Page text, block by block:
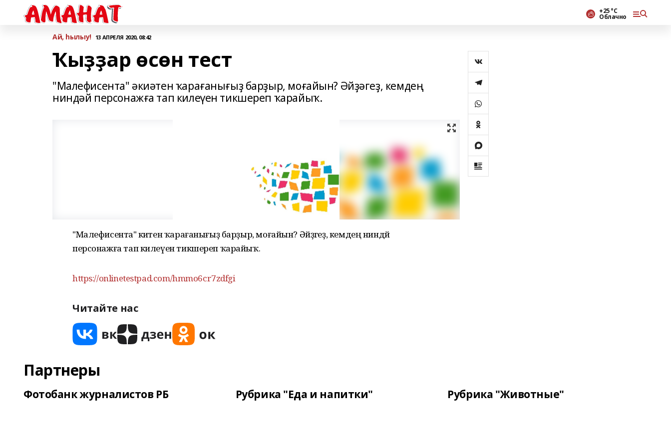
+25 °С
Облачно
Ай, һылыу! 13 АПРЕЛЯ 2020, 08:42
Ҡыҙҙар өсөн тест
"Малефисента" әкиәтен ҡарағанығыҙ барҙыр, моғайын? Әйҙәгеҙ, кемдең
ниндәй персонажға тап килеүен тикшереп ҡарайыҡ.
"Малефисента" әкиәтен ҡарағанығыҙ барҙыр, моғайын? Әйҙәгеҙ, кемдең ниндәй
персонажға тап килеүен тикшереп ҡарайыҡ.
https://onlinetestpad.com/hmmo6cr7zdfgi
Читайте нас
Партнеры
Фотобанк журналистов РБ Рубрика "Еда и напитки" Рубрика "Животные"